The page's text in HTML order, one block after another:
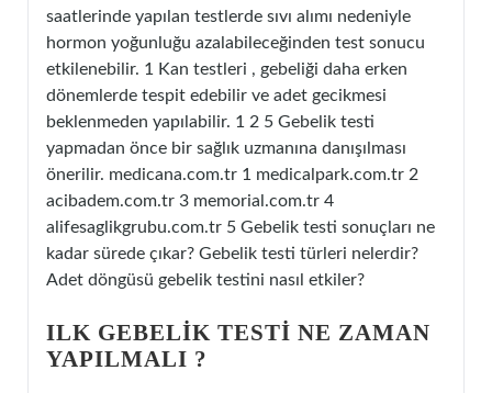
saatlerinde yapılan testlerde sıvı alımı nedeniyle
hormon yoğunluğu azalabileceğinden test sonucu
etkilenebilir. 1 Kan testleri , gebeliği daha erken
dönemlerde tespit edebilir ve adet gecikmesi
beklenmeden yapılabilir. 1 2 5 Gebelik testi
yapmadan önce bir sağlık uzmanına danışılması
önerilir. medicana.com.tr 1 medicalpark.com.tr 2
acibadem.com.tr 3 memorial.com.tr 4
alifesaglikgrubu.com.tr 5 Gebelik testi sonuçları ne
kadar sürede çıkar? Gebelik testi türleri nelerdir?
Adet döngüsü gebelik testini nasıl etkiler?
ILK GEBELIK TESTI NE ZAMAN
YAPILMALI ?